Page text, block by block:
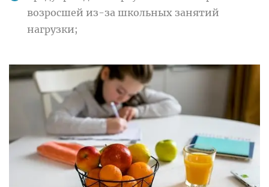
возросшей из-за школьных занятий
нагрузки;